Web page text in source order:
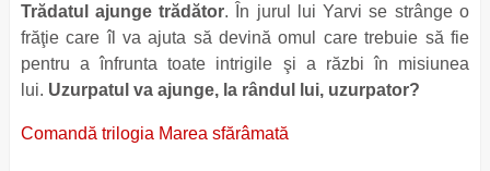
Trădatul ajunge trădător. În jurul lui Yarvi se strânge o
frăţie care îl va ajuta să devină omul care trebuie să fie
pentru a înfrunta toate intrigile şi a răzbi în misiunea
lui. Uzurpatul va ajunge, la rândul lui, uzurpator?
Comandă trilogia Marea sfărâmată